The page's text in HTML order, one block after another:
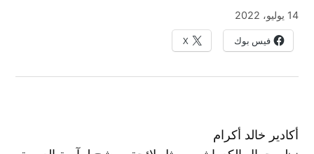
14 يوليو، 2022
فيس بوك X
أكادير خالد أكرام